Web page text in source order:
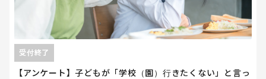
【アンケート】子どもが「学校（園）行きたくない」と言っ
受付終了